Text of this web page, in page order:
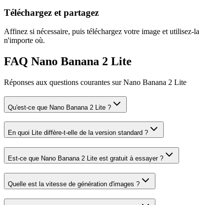
Téléchargez et partagez
Affinez si nécessaire, puis téléchargez votre image et utilisez-la
n'importe où.
FAQ Nano Banana 2 Lite
Réponses aux questions courantes sur Nano Banana 2 Lite
Qu'est-ce que Nano Banana 2 Lite ?
En quoi Lite diffère-t-elle de la version standard ?
Est-ce que Nano Banana 2 Lite est gratuit à essayer ?
Quelle est la vitesse de génération d'images ?